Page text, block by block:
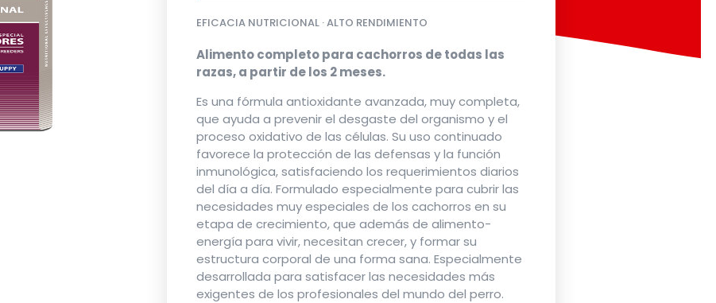
EFICACIA NUTRICIONAL · ALTO RENDIMIENTO
Alimento completo para cachorros de todas las
razas, a partir de los 2 meses.
Es una fórmula antioxidante avanzada, muy completa,
que ayuda a prevenir el desgaste del organismo y el
proceso oxidativo de las células. Su uso continuado
favorece la protección de las defensas y la función
inmunológica, satisfaciendo los requerimientos diarios
del día a día. Formulado especialmente para cubrir las
necesidades muy especiales de los cachorros en su
etapa de crecimiento, que además de alimento-
energía para vivir, necesitan crecer, y formar su
estructura corporal de una forma sana. Especialmente
desarrollada para satisfacer las necesidades más
exigentes de los profesionales del mundo del perro.